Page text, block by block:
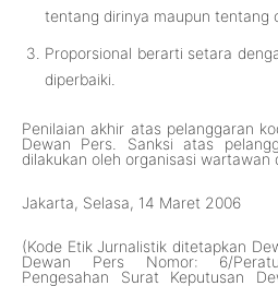
tentang dirinya maupun tentang
Proporsional berarti setara
diperbaiki.
Penilaian akhir atas pelanggaran
Dewan Pers. Sanksi atas
dilakukan oleh organisasi wartawan
Jakarta, Selasa, 14 Maret 2006
(Kode Etik Jurnalistik ditetapkan
Dewan Pers Nomor: 6/
Pengesahan Surat Keputusan